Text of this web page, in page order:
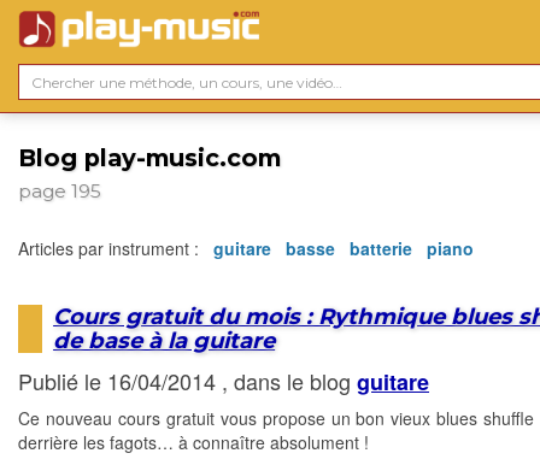
Blog play-music.com
page 195
Articles par instrument : guitare basse batterie piano
Cours gratuit du mois : Rythmique blues
de base à la guitare
Publié le 16/04/2014 , dans le blog guitare
Ce nouveau cours gratuit vous propose un bon vieux blues
derrière les fagots… à connaître absolument !